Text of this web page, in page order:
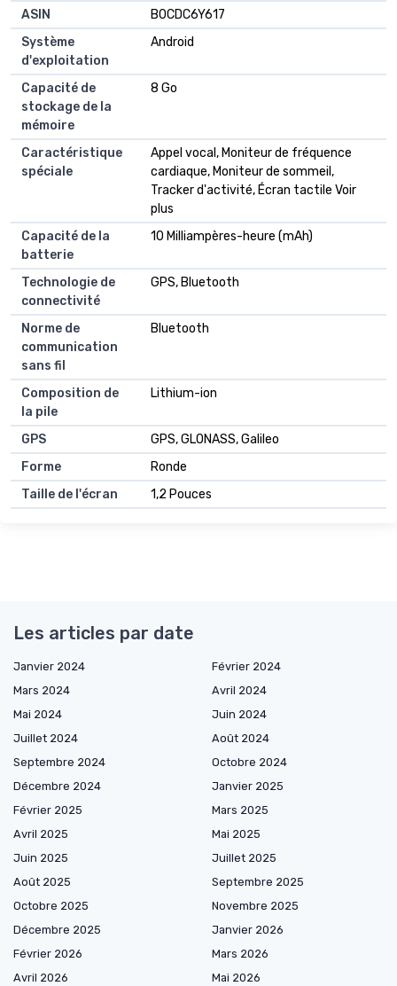
ASIN
B0CDC6Y617
Système
d'exploitation
Android
Capacité de
stockage de la
mémoire
8 Go
Caractéristique
spéciale
Appel vocal, Moniteur de fréquence
cardiaque, Moniteur de sommeil,
Tracker d'activité, Écran tactile Voir
plus
Capacité de la
batterie
10 Milliampères-heure (mAh)
Technologie de
connectivité
GPS, Bluetooth
Norme de
communication
sans fil
Bluetooth
Composition de
la pile
Lithium-ion
GPS
GPS, GLONASS, Galileo
Forme
Ronde
Taille de l'écran
1,2 Pouces
Les articles par date
Janvier 2024
Février 2024
Mars 2024
Avril 2024
Mai 2024
Juin 2024
Juillet 2024
Août 2024
Septembre 2024
Octobre 2024
Décembre 2024
Janvier 2025
Février 2025
Mars 2025
Avril 2025
Mai 2025
Juin 2025
Juillet 2025
Août 2025
Septembre 2025
Octobre 2025
Novembre 2025
Décembre 2025
Janvier 2026
Février 2026
Mars 2026
Avril 2026
Mai 2026